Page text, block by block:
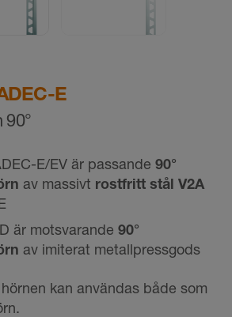
E
90°
E/EV är passande 90°
av massivt rostfritt stål V2A
är motsvarande 90°
av imiterat metallpressgods
kan användas både som